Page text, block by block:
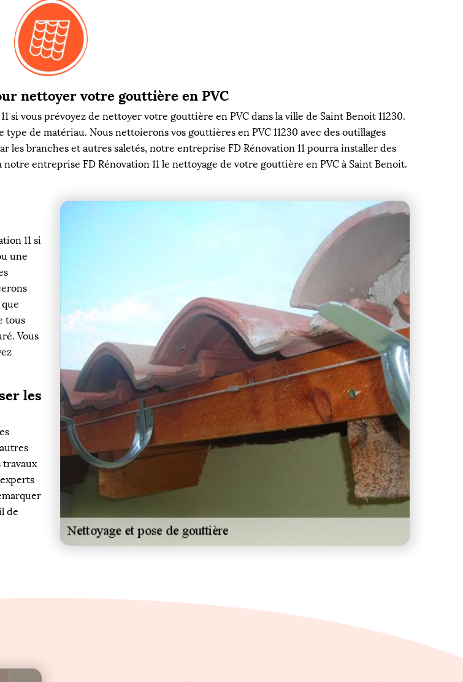
nettoyer votre gouttière en PVC
si vous prévoyez de nettoyer votre gouttière en PVC dans la ville de Saint Benoit 11230.
de matériau. Nous nettoierons vos gouttières en PVC 11230 avec des outillages
branches et autres saletés, notre entreprise FD Rénovation 11 pourra installer des
entreprise FD Rénovation 11 le nettoyage de votre gouttière en PVC à Saint Benoit.
11 si
une
tous
Vous
les
travaux
de